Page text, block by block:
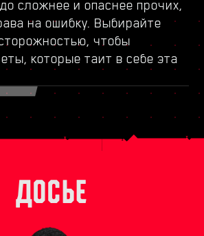
сложнее и опаснее прочих,
на ошибку. Выбирайте
чтобы
которые таит в себе эта
и возможностей, которые
тем, кто готов идти до
ждут заказы и задания, в
поставить на карту всё.
готовы на всё ради
ДОСЬЕ